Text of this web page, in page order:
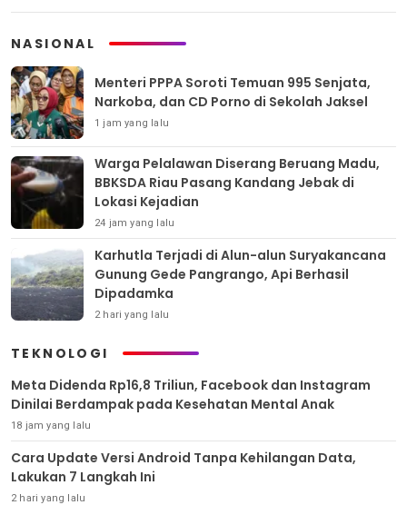
NASIONAL
Menteri PPPA Soroti Temuan 995 Senjata,
Narkoba, dan CD Porno di Sekolah Jaksel
1 jam yang lalu
Warga Pelalawan Diserang Beruang Madu,
BBKSDA Riau Pasang Kandang Jebak di
Lokasi Kejadian
24 jam yang lalu
Karhutla Terjadi di Alun-alun Suryakancana
Gunung Gede Pangrango, Api Berhasil
Dipadamka
2 hari yang lalu
TEKNOLOGI
Meta Didenda Rp16,8 Triliun, Facebook dan Instagram
Dinilai Berdampak pada Kesehatan Mental Anak
18 jam yang lalu
Cara Update Versi Android Tanpa Kehilangan Data,
Lakukan 7 Langkah Ini
2 hari yang lalu